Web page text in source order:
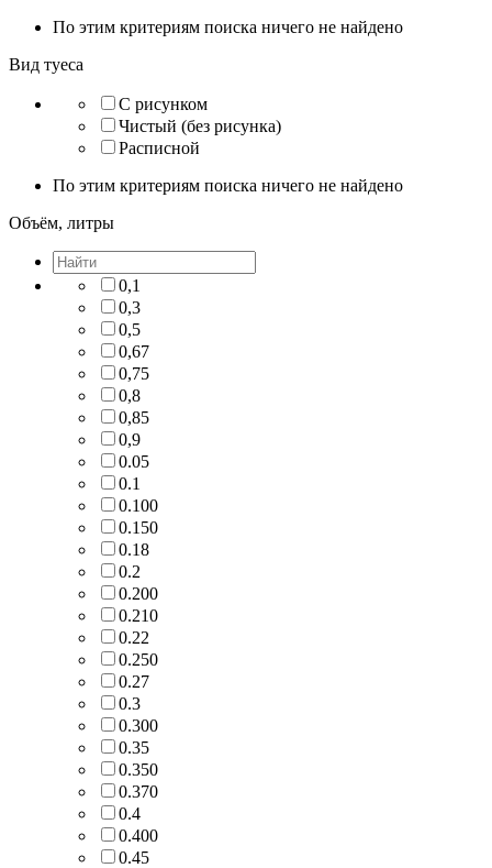
По этим критериям поиска ничего не найдено
Вид туеса
С рисунком
Чистый (без рисунка)
Расписной
По этим критериям поиска ничего не найдено
Объём, литры
0,1
0,3
0,5
0,67
0,75
0,8
0,85
0,9
0.05
0.1
0.100
0.150
0.18
0.2
0.200
0.210
0.22
0.250
0.27
0.3
0.300
0.35
0.350
0.370
0.4
0.400
0.45